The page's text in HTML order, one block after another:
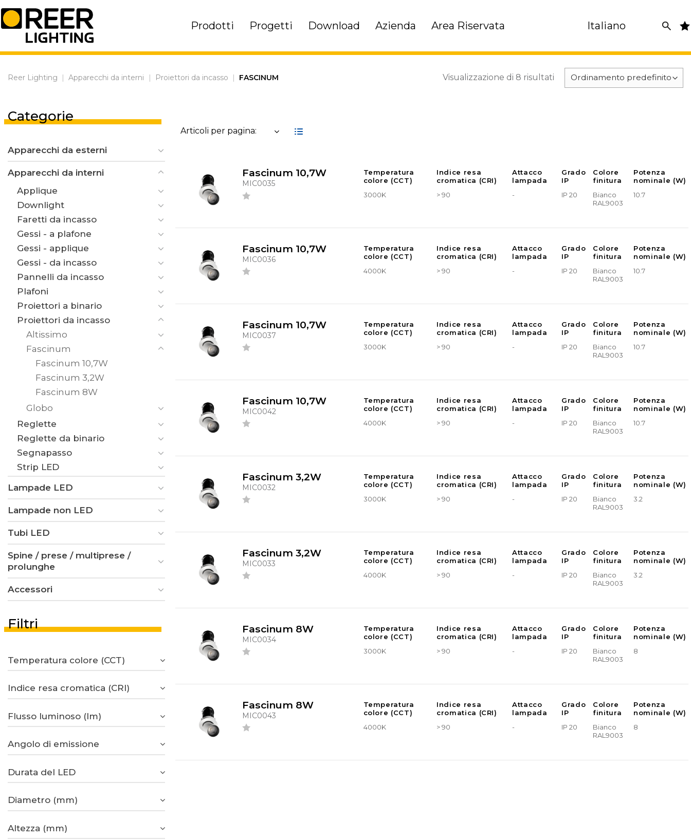
Skip
to
content
Prodotti Progetti Download Azienda Area Riservata Italiano
Reer Lighting Apparecchi da interni Proiettori da incasso FASCINUM Visualizzazione di 8 risultati
Categorie
Apparecchi da esterni
Apparecchi da interni
Applique
Downlight
Faretti da incasso
Gessi - a plafone
Gessi - applique
Gessi - da incasso
Pannelli da incasso
Plafoni
Proiettori a binario
Proiettori da incasso
Altissimo
Fascinum
Fascinum 10,7W
Fascinum 3,2W
Fascinum 8W
Globo
Reglette
Reglette da binario
Segnapasso
Strip LED
Lampade LED
Lampade non LED
Tubi LED
Spine / prese / multiprese /
prolunghe
Accessori
Filtri
Temperatura colore (CCT)
Indice resa cromatica (CRI)
Flusso luminoso (lm)
Angolo di emissione
Durata del LED
Diametro (mm)
Altezza (mm)
Articoli per pagina:
Fascinum 10,7W
MIC0035
Temperatura
colore (CCT)
Indice resa
cromatica (CRI)
Attacco
lampada
Grado
IP
Colore
finitura
Potenza
nominale (W)
3000K
> 90 - IP 20
Bianco
RAL9003
10.7
Fascinum 10,7W
MIC0036
Temperatura
colore (CCT)
Indice resa
cromatica (CRI)
Attacco
lampada
Grado
IP
Colore
finitura
Potenza
nominale (W)
4000K
> 90 - IP 20
Bianco
RAL9003
10.7
Fascinum 10,7W
MIC0037
Temperatura
colore (CCT)
Indice resa
cromatica (CRI)
Attacco
lampada
Grado
IP
Colore
finitura
Potenza
nominale (W)
3000K
> 90 - IP 20
Bianco
RAL9003
10.7
Fascinum 10,7W
MIC0042
Temperatura
colore (CCT)
Indice resa
cromatica (CRI)
Attacco
lampada
Grado
IP
Colore
finitura
Potenza
nominale (W)
4000K
> 90 - IP 20
Bianco
RAL9003
10.7
Fascinum 3,2W
MIC0032
Temperatura
colore (CCT)
Indice resa
cromatica (CRI)
Attacco
lampada
Grado
IP
Colore
finitura
Potenza
nominale (W)
3000K
> 90 - IP 20
Bianco
RAL9003
3.2
Fascinum 3,2W
MIC0033
Temperatura
colore (CCT)
Indice resa
cromatica (CRI)
Attacco
lampada
Grado
IP
Colore
finitura
Potenza
nominale (W)
4000K
> 90 - IP 20
Bianco
RAL9003
3.2
Fascinum 8W
MIC0034
Temperatura
colore (CCT)
Indice resa
cromatica (CRI)
Attacco
lampada
Grado
IP
Colore
finitura
Potenza
nominale (W)
3000K
> 90 - IP 20
Bianco
RAL9003
8
Fascinum 8W
MIC0043
Temperatura
colore (CCT)
Indice resa
cromatica (CRI)
Attacco
lampada
Grado
IP
Colore
finitura
Potenza
nominale (W)
4000K
> 90 - IP 20
Bianco
RAL9003
8